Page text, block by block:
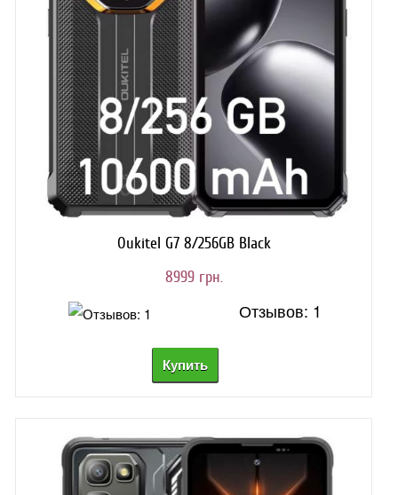
Oukitel G7 8/256GB Black
8999 грн.
Отзывов: 1